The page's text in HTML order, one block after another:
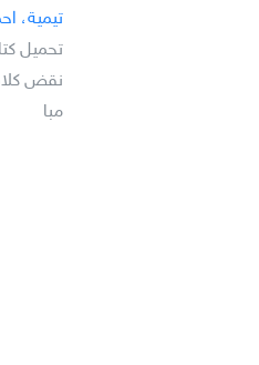
تيمية،
تحميل
مبا